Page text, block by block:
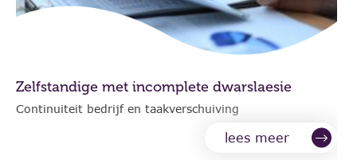
Zelfstandige met incomplete dwarslaesie
Continuiteit bedrijf en taakverschuiving
lees meer